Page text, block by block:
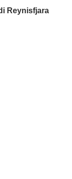
Reynisfjara